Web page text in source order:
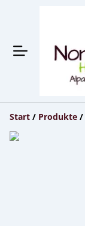
Start / Produkte /